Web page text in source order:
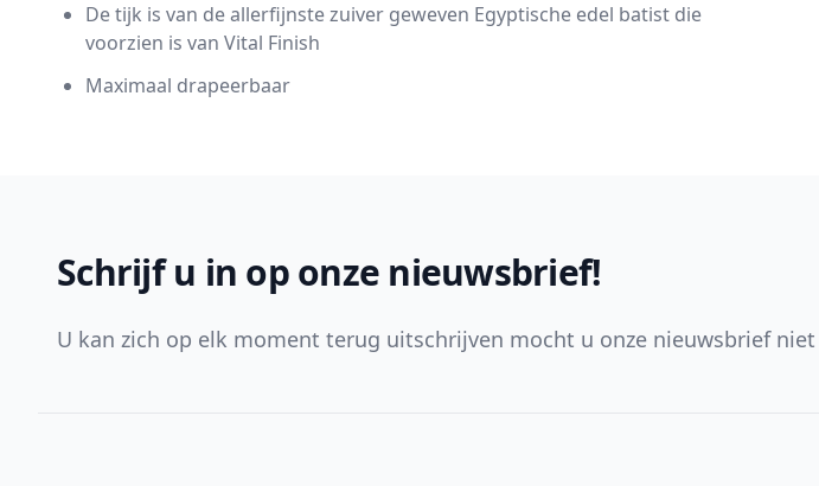
De tijk is van de allerfijnste zuiver geweven Egyptische edel batist die
voorzien is van Vital Finish
Maximaal drapeerbaar
Schrijf u in op onze nieuwsbrief!
U kan zich op elk moment terug uitschrijven mocht u onze nieuwsbrief